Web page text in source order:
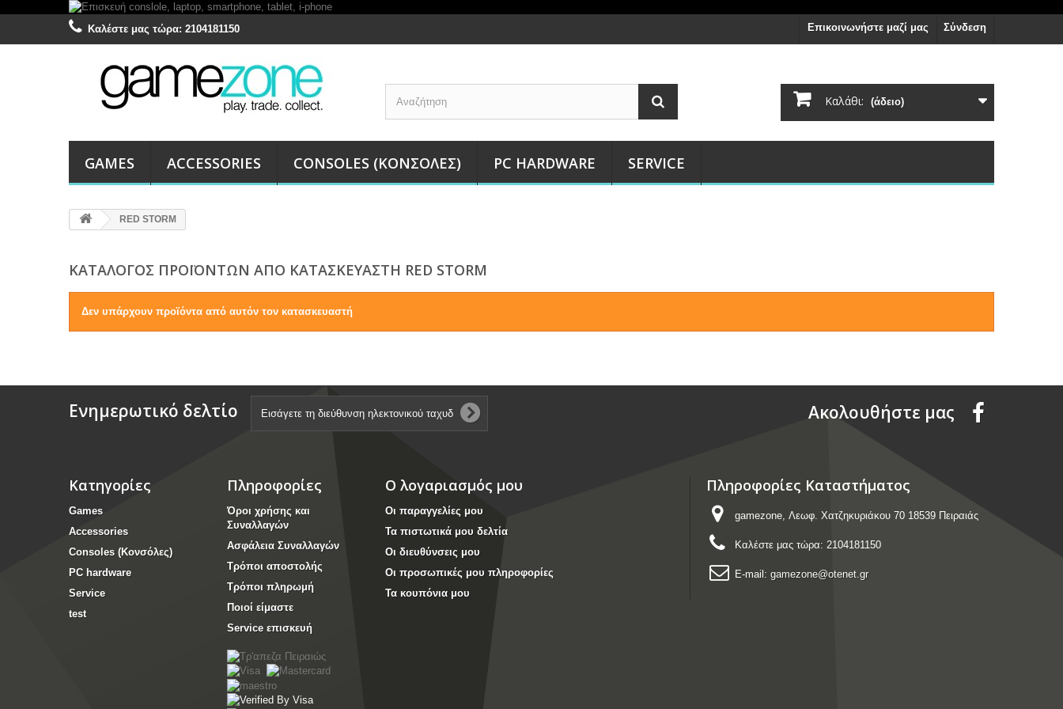
Σύνδεση
Επικοινωνήστε μαζί μας
Καλέστε μας τώρα: 2104181150
Καλάθι: (άδειο)
GAMES ACCESSORIES CONSOLES (ΚΟΝΣΌΛΕΣ) PC HARDWARE SERVICE
RED STORM
ΚΑΤΆΛΟΓΟΣ ΠΡΟΪΌΝΤΩΝ ΑΠΌ ΚΑΤΑΣΚΕΥΑΣΤΉ RED STORM
Δεν υπάρχουν προϊόντα από αυτόν τον κατασκευαστή
Ενημερωτικό δελτίο Aκολουθήστε μας
Κατηγορίες
Games
Accessories
Consoles (Κονσόλες)
PC hardware
Service
test
Πληροφορίες
Όροι χρήσης και
Συναλλαγών
Ασφάλεια Συναλλαγών
Τρόποι αποστολής
Τρόποι πληρωμή
Ποιοί είμαστε
Service επισκευή
Ο λογαριασμός μου
Οι παραγγελίες μου
Τα πιστωτικά μου δελτία
Οι διευθύνσεις μου
Οι προσωπικές μου πληροφορίες
Τα κουπόνια μου
Πληροφορίες Καταστήματος
gamezone, Λεωφ. Χατζηκυριάκου 70 18539 Πειραιάς
Καλέστε μας τώρα: 2104181150
E-mail: gamezone@otenet.gr